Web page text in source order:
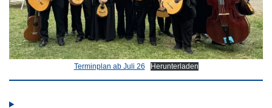
Terminplan ab Juli 26 Herunterladen